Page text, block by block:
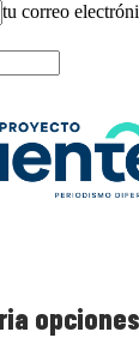
tu correo